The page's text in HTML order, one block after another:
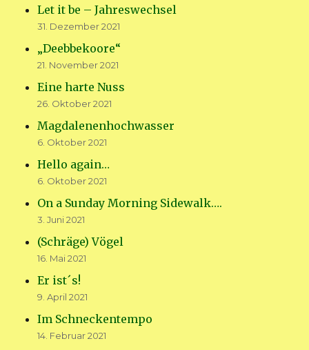
Let it be – Jahreswechsel
31. Dezember 2021
„Deebbekoore“
21. November 2021
Eine harte Nuss
26. Oktober 2021
Magdalenenhochwasser
6. Oktober 2021
Hello again…
6. Oktober 2021
On a Sunday Morning Sidewalk….
3. Juni 2021
(Schräge) Vögel
16. Mai 2021
Er ist´s!
9. April 2021
Im Schneckentempo
14. Februar 2021